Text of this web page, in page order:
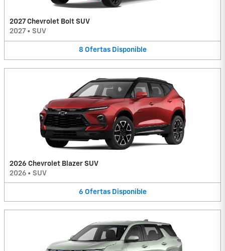
2027 Chevrolet Bolt SUV
2027 • SUV
8 Ofertas Disponible
2026 Chevrolet Blazer SUV
2026 • SUV
6 Ofertas Disponible